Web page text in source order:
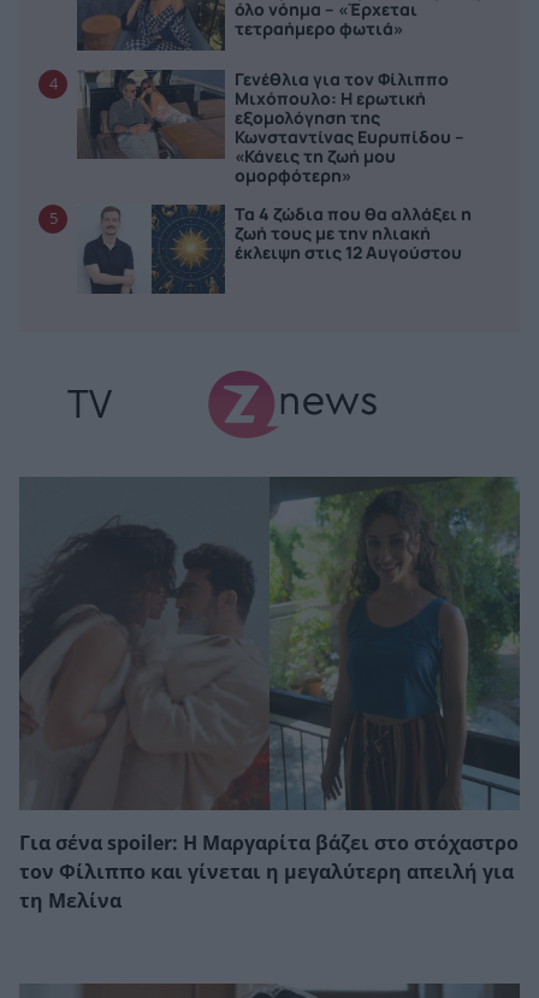
όλο νόημα – «Έρχεται
τετραήμερο φωτιά»
4
Γενέθλια για τον Φίλιππο
Μιχόπουλο: Η ερωτική
εξομολόγηση της
Κωνσταντίνας Ευρυπίδου –
«Κάνεις τη ζωή μου
ομορφότερη»
5
Τα 4 ζώδια που θα αλλάξει η
ζωή τους με την ηλιακή
έκλειψη στις 12 Αυγούστου
TV
Για σένα spoiler: Η Μαργαρίτα βάζει στο στόχαστρο
τον Φίλιππο και γίνεται η μεγαλύτερη απειλή για
τη Μελίνα